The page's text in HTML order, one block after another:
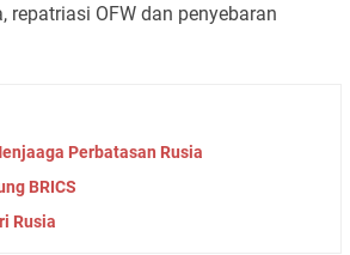
repatriasi OFW dan penyebaran
Perbatasan Rusia
BRICS
Rusia